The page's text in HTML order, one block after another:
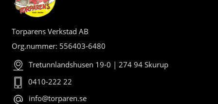
Torparens Verkstad AB
Org.nummer: 556403-6480
Tretunnlandshusen 19-0 | 274 94 Skurup
0410-222 22
info@torparen.se